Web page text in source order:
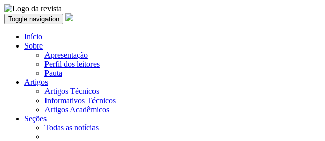
Toggle navigation
Início
Sobre
Apresentação
Perfil dos leitores
Pauta
Artigos
Artigos Técnicos
Informativos Técnicos
Artigos Acadêmicos
Seções
Todas as notícias